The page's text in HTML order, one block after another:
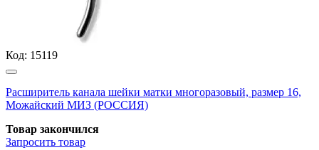
Код: 15119
Расширитель канала шейки матки многоразовый, размер 16,
Можайский МИЗ (РОССИЯ)
Товар закончился
Запросить товар